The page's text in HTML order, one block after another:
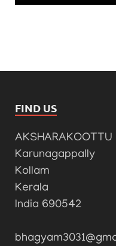
FIND US
AKSHARAKOOTTU
Karunagappally
Kollam
Kerala
India 690542